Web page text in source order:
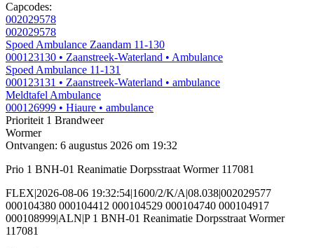
Capcodes:
002029578
002029578
Spoed Ambulance Zaandam 11-130
000123130 • Zaanstreek-Waterland • Ambulance
Spoed Ambulance 11-131
000123131 • Zaanstreek-Waterland • ambulance
Meldtafel Ambulance
000126999 • Hiaure • ambulance
Prioriteit 1 Brandweer
Wormer
Ontvangen: 6 augustus 2026 om 19:32
Prio 1 BNH-01 Reanimatie Dorpsstraat Wormer 117081
FLEX|2026-08-06 19:32:54|1600/2/K/A|08.038|002029577
000104380 000104412 000104529 000104740 000104917
000108999|ALN|P 1 BNH-01 Reanimatie Dorpsstraat Wormer
117081